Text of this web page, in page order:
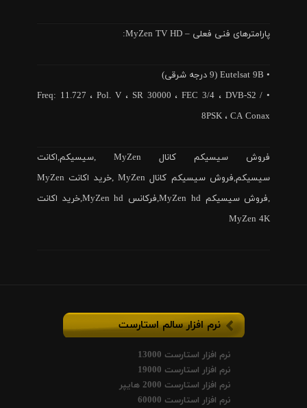
پارامترهای فنی فعلی – MyZen TV HD:
• Eutelsat 9B (9 درجه شرقی)
• Freq: 11.727 ، Pol. V ، SR 30000 ، FEC 3/4 ، DVB-S2 /
8PSK ، CA Conax
فروش سیسیکم کانال MyZen ,سیسیکم,اکانت
سیسیکم,فروش سیسیکم کانال MyZen ,خرید اکانت MyZen
,فروش سیسیکم MyZen hd,فرکانس MyZen hd,خرید اکانت
MyZen 4K
نرم افزار سالم استارست
نرم افزار استارست 13000
نرم افزار استارست 19000
نرم افزار استارست 2000 هایپر
نرم افزار استارست 60000